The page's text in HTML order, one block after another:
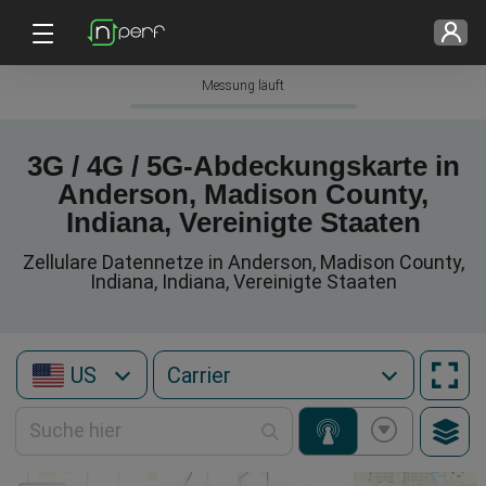
Messung läuft
3G / 4G / 5G-Abdeckungskarte in
Anderson, Madison County,
Indiana, Vereinigte Staaten
Zellulare Datennetze in Anderson, Madison County,
Indiana, Indiana, Vereinigte Staaten
US